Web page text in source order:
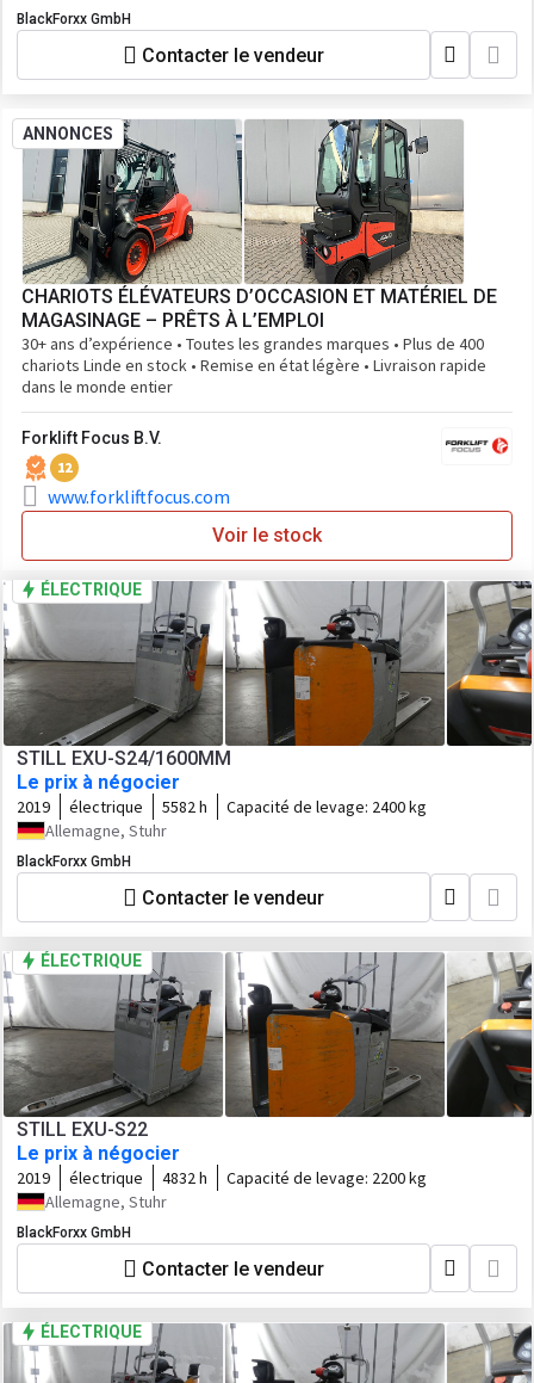
BlackForxx GmbH
Contacter le vendeur
ANNONCES
CHARIOTS ÉLÉVATEURS D’OCCASION ET MATÉRIEL DE
MAGASINAGE – PRÊTS À L’EMPLOI
30+ ans d’expérience • Toutes les grandes marques • Plus de 400
chariots Linde en stock • Remise en état légère • Livraison rapide
dans le monde entier
Forklift Focus B.V.
12
www.forkliftfocus.com
Voir le stock
ÉLECTRIQUE
STILL EXU-S24/1600MM
Le prix à négocier
2019 électrique 5582 h Capacité de levage: 2400 kg
Allemagne, Stuhr
BlackForxx GmbH
Contacter le vendeur
ÉLECTRIQUE
STILL EXU-S22
Le prix à négocier
2019 électrique 4832 h Capacité de levage: 2200 kg
Allemagne, Stuhr
BlackForxx GmbH
Contacter le vendeur
ÉLECTRIQUE